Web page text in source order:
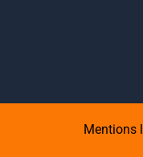
Mentions